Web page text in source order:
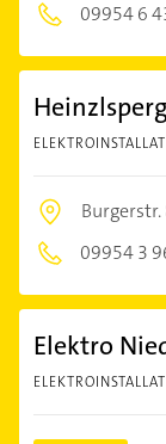
09954 6
Burgerstr.
09954 3
Elektro